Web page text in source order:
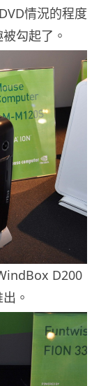
情況的程度
勾起了。
D200
。